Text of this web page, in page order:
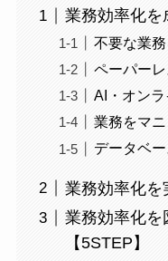
業務効率化を
不要な業
ペーパー
AI・オン
業務をマ
データベ
業務効率化を
業務効率化を
【5STEP】